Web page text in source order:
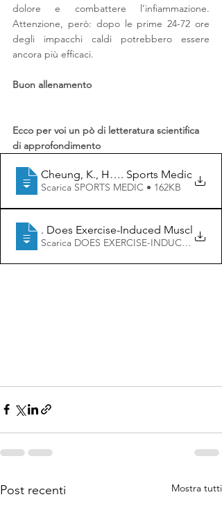
dolore e combattere l’infiammazione.
Attenzione, però: dopo le prime 24-72 ore
degli impacchi caldi potrebbero essere
ancora più efficaci.
Buon allenamento
Ecco per voi un pò di letteratura scientifica
di approfondimento
Cheung, K., Hume, P. A., &
. Sports Medic
Scarica SPORTS MEDIC • 162KB
Schoenfeld, B. J. (2012)
. Does Exercise-Induced Muscle
Scarica DOES EXERCISE-
Post recenti Mostra tutti